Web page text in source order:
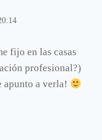
fijo en las casas
profesional?)
apunto a verla!